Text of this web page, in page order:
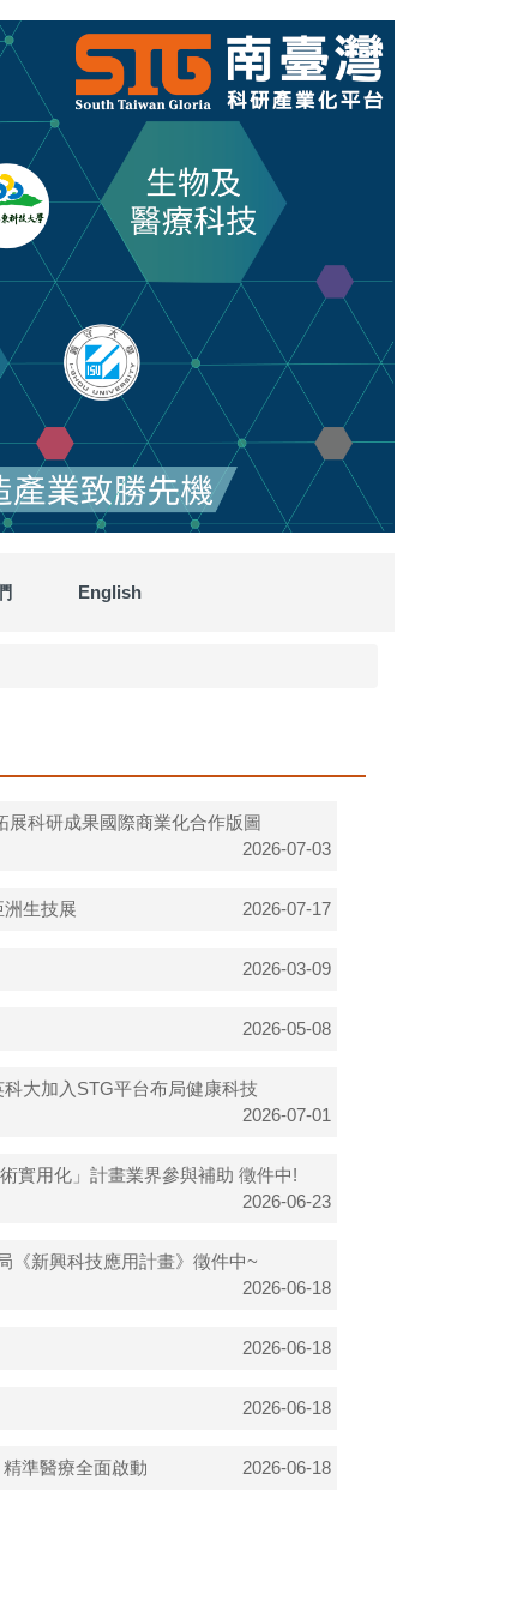
English
展科研成果國際商業化合作版圖
2026-07-03
生技展 2026-07-17
2026-03-09
2026-05-08
大加入STG平台布局健康科技
2026-07-01
實用化」計畫業界參與補助 徵件中!
2026-06-23
《新興科技應用計畫》徵件中~
2026-06-18
2026-06-18
2026-06-18
準醫療全面啟動 2026-06-18